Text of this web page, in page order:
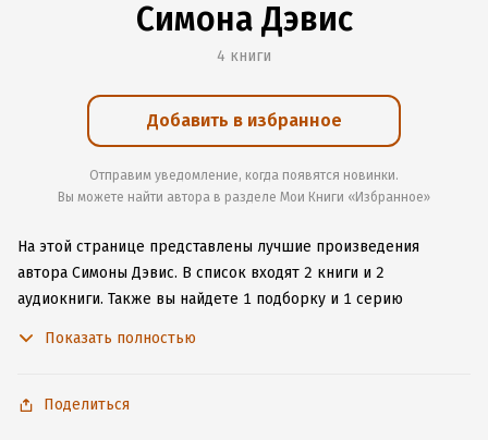
Симона Дэвис
4 книги
Добавить в избранное
Отправим уведомление, когда появятся новинки.
Вы можете найти автора в разделе Мои Книги «Избранное»
На этой странице представлены лучшие произведения
автора Симоны Дэвис. В список входят 2 книги и 2
аудиокниги. Также вы найдете 1 подборку и 1 серию
приложение для iOS или Android, чтобы не расставаться
Показать полностью
Поделиться